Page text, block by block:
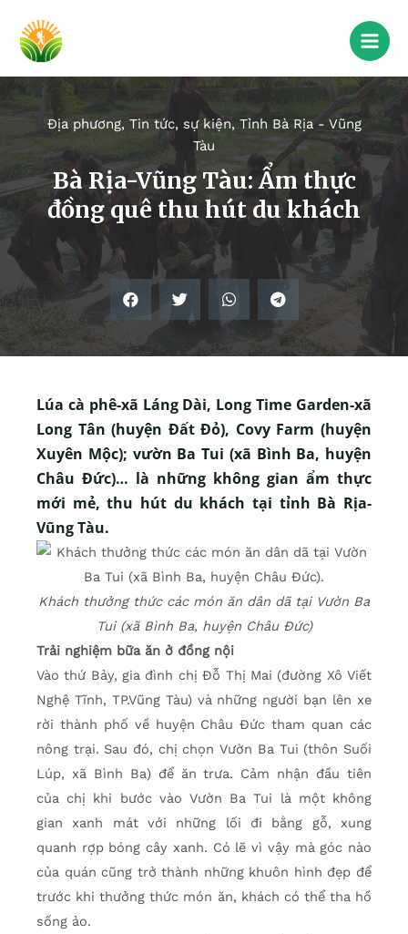
Địa phương, Tin tức, sự kiện, Tỉnh Bà Rịa - Vũng
Tàu
Bà Rịa-Vũng Tàu: Ẩm thực
đồng quê thu hút du khách
Lúa cà phê-xã Láng Dài, Long Time Garden-xã
Long Tân (huyện Đất Đỏ), Covy Farm (huyện
Xuyên Mộc); vườn Ba Tui (xã Bình Ba, huyện
Châu Đức)… là những không gian ẩm thực
mới mẻ, thu hút du khách tại tỉnh Bà Rịa-
Vũng Tàu.
Khách thưởng thức các món ăn dân dã tại Vườn Ba
Tui (xã Bình Ba, huyện Châu Đức)
Trải nghiệm bữa ăn ở đồng nội
Vào thứ Bảy, gia đình chị Đỗ Thị Mai (đường Xô Viết
Nghệ Tĩnh, TP.Vũng Tàu) và những người bạn lên xe
rời thành phố về huyện Châu Đức tham quan các
nông trại. Sau đó, chị chọn Vườn Ba Tui (thôn Suối
Lúp, xã Bình Ba) để ăn trưa. Cảm nhận đầu tiên
của chị khi bước vào Vườn Ba Tui là một không
gian xanh mát với những lối đi bằng gỗ, xung
quanh rợp bóng cây xanh. Có lẽ vì vậy mà góc nào
của quán cũng trở thành những khuôn hình đẹp để
trước khi thưởng thức món ăn, khách có thể tha hồ
sống ảo.